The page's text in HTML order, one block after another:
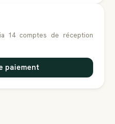
14 comptes de réception
paiement